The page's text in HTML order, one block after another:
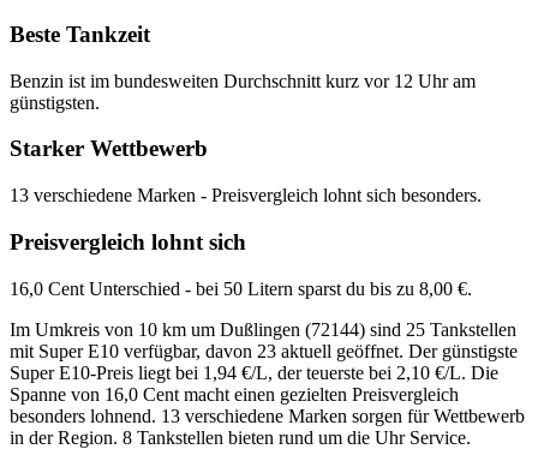
Beste Tankzeit
Benzin ist im bundesweiten Durchschnitt kurz vor 12 Uhr am
günstigsten.
Starker Wettbewerb
13 verschiedene Marken - Preisvergleich lohnt sich besonders.
Preisvergleich lohnt sich
16,0 Cent Unterschied - bei 50 Litern sparst du bis zu 8,00 €.
Im Umkreis von 10 km um Dußlingen (72144) sind 25 Tankstellen
mit Super E10 verfügbar, davon 23 aktuell geöffnet. Der günstigste
Super E10-Preis liegt bei 1,94 €/L, der teuerste bei 2,10 €/L. Die
Spanne von 16,0 Cent macht einen gezielten Preisvergleich
besonders lohnend. 13 verschiedene Marken sorgen für Wettbewerb
in der Region. 8 Tankstellen bieten rund um die Uhr Service.